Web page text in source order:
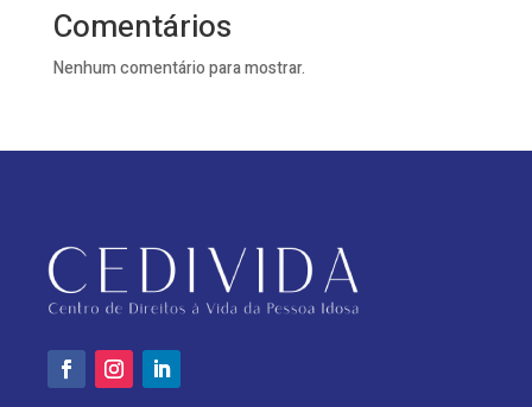
Comentários
Nenhum comentário para mostrar.